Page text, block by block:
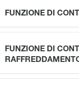
FUNZIONE DI
FUNZIONE DI